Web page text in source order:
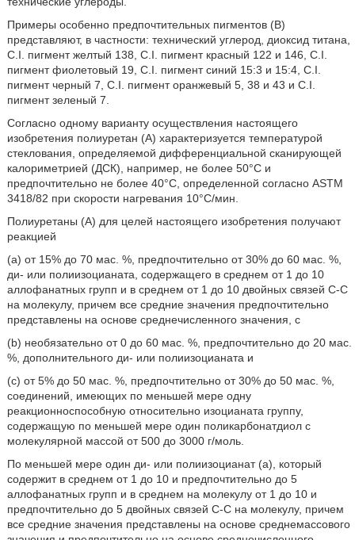
Примеры особенно предпочтительных пигментов (B)
представляют, в частности: технический углерод, диоксид титана,
C.I. пигмент желтый 138, C.I. пигмент красный 122 и 146, C.I.
пигмент фиолетовый 19, C.I. пигмент синий 15:3 и 15:4, C.I.
пигмент черный 7, C.I. пигмент оранжевый 5, 38 и 43 и C.I.
пигмент зеленый 7.
Согласно одному варианту осуществления настоящего
изобретения полиуретан (A) характеризуется температурой
стеклования, определяемой дифференциальной сканирующей
калориметрией (ДСК), например, не более 50°C и
предпочтительно не более 40°C, определенной согласно ASTM
3418/82 при скорости нагревания 10°C/мин.
Полиуретаны (A) для целей настоящего изобретения получают
реакцией
(a) от 15% до 70 мас. %, предпочтительно от 30% до 60 мас. %,
ди- или полиизоцианата, содержащего в среднем от 1 до 10
аллофанатных групп и в среднем от 1 до 10 двойных связей C-C
на молекулу, причем все средние значения предпочтительно
представлены на основе среднечисленного значения, с
(b) необязательно от 0 до 60 мас. %, предпочтительно до 20 мас.
%, дополнительного ди- или полиизоцианата и
(c) от 5% до 50 мас. %, предпочтительно от 30% до 50 мас. %,
соединений, имеющих по меньшей мере одну
реакционноспособную относительно изоцианата группу,
содержащую по меньшей мере один поликарбонатдиол с
молекулярной массой от 500 до 3000 г/моль.
По меньшей мере один ди- или полиизоцианат (а), который
содержит в среднем от 1 до 10 и предпочтительно до 5
аллофанатных групп и в среднем на молекулу от 1 до 10 и
предпочтительно до 5 двойных связей C-C на молекулу, причем
все средние значения представлены на основе среднемассового